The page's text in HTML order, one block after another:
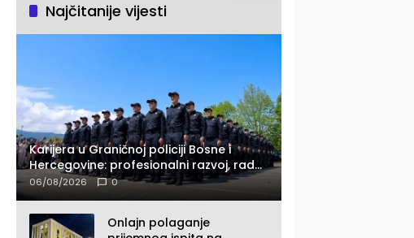
Najčitanije vijesti
Karijera u Graničnoj policiji Bosne i
Hercegovine: profesionalni razvoj, rad
sa savremenom opremom i služba
građanima
06/08/2026 0
Onlajn polaganje